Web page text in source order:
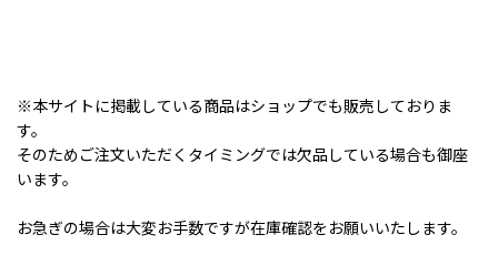
※本サイトに掲載している商品はショップでも販売しておりま
す。
そのためご注文いただくタイミングでは欠品している場合も御座
います。
お急ぎの場合は大変お手数ですが在庫確認をお願いいたします。